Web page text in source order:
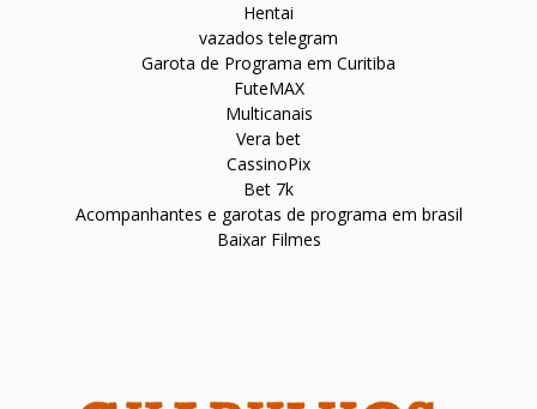
Hentai
vazados telegram
Garota de Programa em Curitiba
FuteMAX
Multicanais
Vera bet
CassinoPix
Bet 7k
Acompanhantes e garotas de programa em brasil
Baixar Filmes